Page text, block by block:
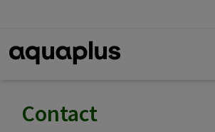
EN
Contact